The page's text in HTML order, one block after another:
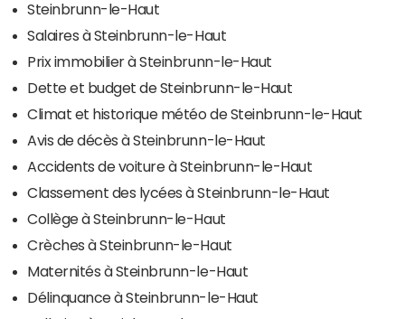
Steinbrunn-le-Haut
Salaires à Steinbrunn-le-Haut
Prix immobilier à Steinbrunn-le-Haut
Dette et budget de Steinbrunn-le-Haut
Climat et historique météo de Steinbrunn-le-Haut
Avis de décès à Steinbrunn-le-Haut
Accidents de voiture à Steinbrunn-le-Haut
Classement des lycées à Steinbrunn-le-Haut
Collège à Steinbrunn-le-Haut
Crèches à Steinbrunn-le-Haut
Maternités à Steinbrunn-le-Haut
Délinquance à Steinbrunn-le-Haut